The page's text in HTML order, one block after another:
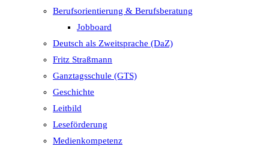
Berufsorientierung & Berufsberatung
Jobboard
Deutsch als Zweitsprache (DaZ)
Fritz Straßmann
Ganztagsschule (GTS)
Geschichte
Leitbild
Leseförderung
Medienkompetenz